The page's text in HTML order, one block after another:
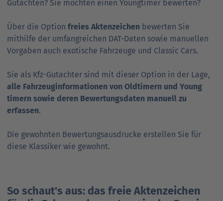
Gutachten? Sie möchten einen Youngtimer bewerten?
Über die Option freies Aktenzeichen bewerten Sie
mithilfe der umfang­reichen DAT-Daten sowie manuellen
Vorg­aben auch exotische Fahrzeuge und Classic Cars.
Sie als Kfz-Gutachter sind mit dieser Option in der Lage,
alle Fahrzeuginformationen von Oldtimern und Young
timern sowie deren Bewertungsdaten manuell zu
erfassen.
Die gewohnten Bewertungs­aus­drucke erstellen Sie für
diese Klassiker wie gewohnt.
So schaut's aus: das freie Akten­zeichen